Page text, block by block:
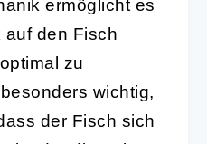
ermöglicht es
auf den Fisch
zu
wichtig,
der Fisch sich